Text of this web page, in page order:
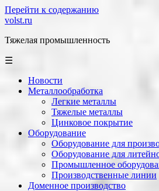
Перейти к содержанию
volst.ru
Тяжелая промышленность
☰
Новости
Металлообработка
Легкие металлы
Тяжелые металлы
Цинковое покрытие
Оборудование
Оборудование для
Оборудование для
Промышленное
Производственные линии
Доменное производство